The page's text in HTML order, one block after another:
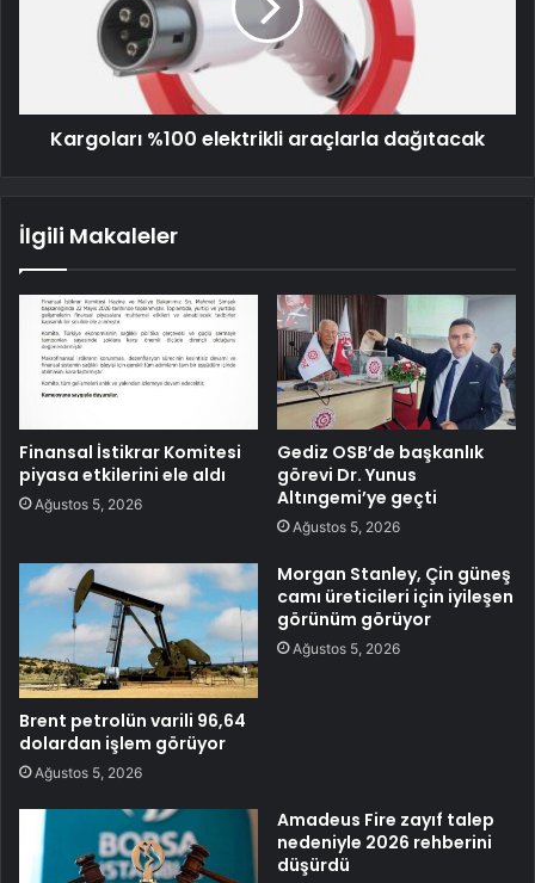
Kargoları %100 elektrikli araçlarla dağıtacak
İlgili Makaleler
Finansal İstikrar Komitesi
piyasa etkilerini ele aldı
Ağustos 5, 2026
Gediz OSB’de başkanlık
görevi Dr. Yunus
Altıngemi’ye geçti
Ağustos 5, 2026
Brent petrolün varili 96,64
dolardan işlem görüyor
Ağustos 5, 2026
Morgan Stanley, Çin güneş
camı üreticileri için iyileşen
görünüm görüyor
Ağustos 5, 2026
Amadeus Fire zayıf talep
nedeniyle 2026 rehberini
düşürdü